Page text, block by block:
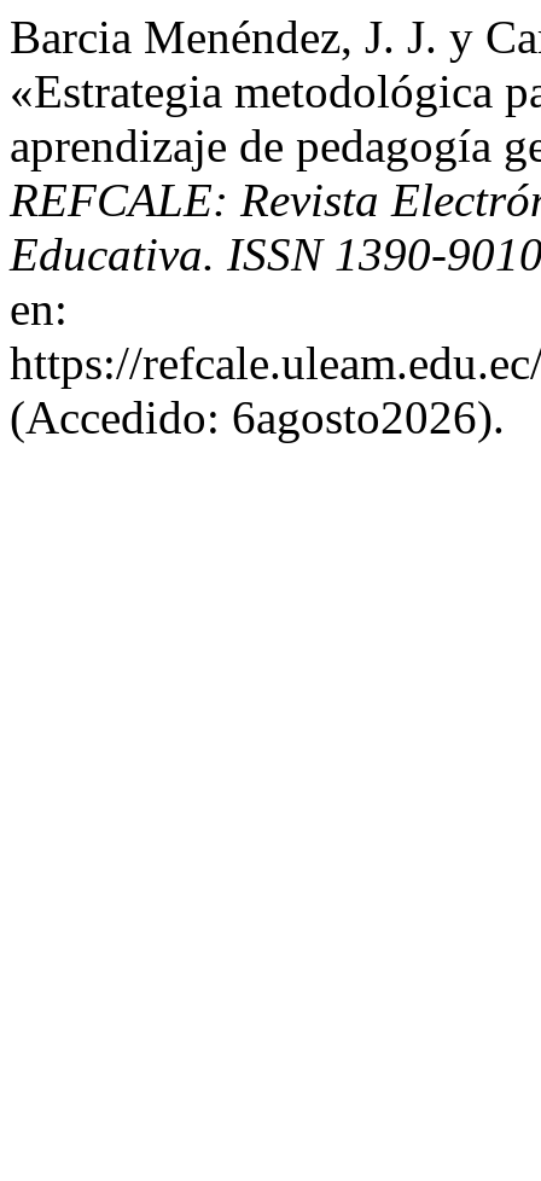
Barcia Menéndez, J. J. y
«Estrategia metodológica
aprendizaje de pedagogía
REFCALE: Revista
Educativa. ISSN 1390-
en:
https://
(Accedido: 6agosto2026).